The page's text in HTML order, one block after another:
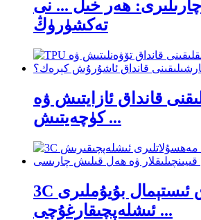
ھەر خىل ... نى
تەكشۈرۈڭ
قانداق ئازايتىش ۋە
كۈچەيتىش ...
3C ئېلېكترونلۇق ئىستېمال بۇيۇملىرى
ئىشلەپچىقارغۇچى ...